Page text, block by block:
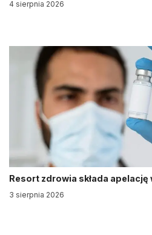
4 sierpnia 2026
Resort zdrowia składa apelację
3 sierpnia 2026